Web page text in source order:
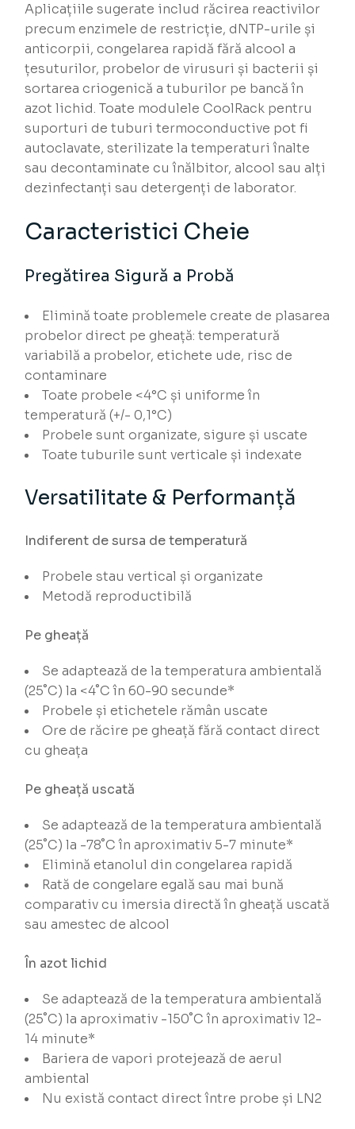
Aplicațiile sugerate includ răcirea reactivilor
precum enzimele de restricție, dNTP-urile și
anticorpii, congelarea rapidă fără alcool a
țesuturilor, probelor de virusuri și bacterii și
sortarea criogenică a tuburilor pe bancă în
azot lichid. Toate modulele CoolRack pentru
suporturi de tuburi termoconductive pot fi
autoclavate, sterilizate la temperaturi înalte
sau decontaminate cu înălbitor, alcool sau alți
dezinfectanți sau detergenți de laborator.
Caracteristici Cheie
Pregătirea Sigură a Probă
Elimină toate problemele create de plasarea
probelor direct pe gheață: temperatură
variabilă a probelor, etichete ude, risc de
contaminare
Toate probele <4°C și uniforme în
temperatură (+/- 0,1°C)
Probele sunt organizate, sigure și uscate
Toate tuburile sunt verticale și indexate
Versatilitate & Performanță
Indiferent de sursa de temperatură
Probele stau vertical și organizate
Metodă reproductibilă
Pe gheață
Se adaptează de la temperatura ambientală
(25˚C) la <4˚C în 60-90 secunde*
Probele și etichetele rămân uscate
Ore de răcire pe gheață fără contact direct
cu gheața
Pe gheață uscată
Se adaptează de la temperatura ambientală
(25˚C) la -78˚C în aproximativ 5-7 minute*
Elimină etanolul din congelarea rapidă
Rată de congelare egală sau mai bună
comparativ cu imersia directă în gheață uscată
sau amestec de alcool
În azot lichid
Se adaptează de la temperatura ambientală
(25˚C) la aproximativ -150˚C în aproximativ 12-
14 minute*
Bariera de vapori protejează de aerul
ambiental
Nu există contact direct între probe și LN2